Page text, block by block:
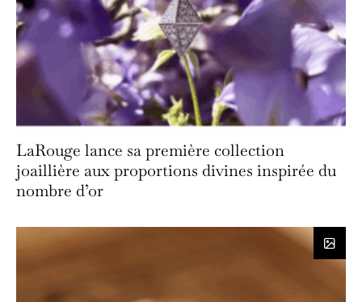
LaRouge lance sa première collection
joaillière aux proportions divines inspirée du
nombre d’or